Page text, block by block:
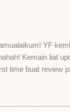
YF
Kemain liat
time buat review
cerita, a ku
ni. Siap beli